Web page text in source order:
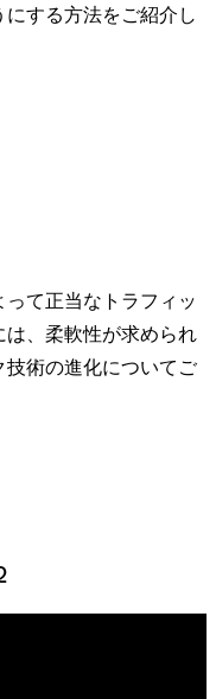
する方法をご紹介し
て正当なトラフィッ
、柔軟性が求められ
技術の進化についてご